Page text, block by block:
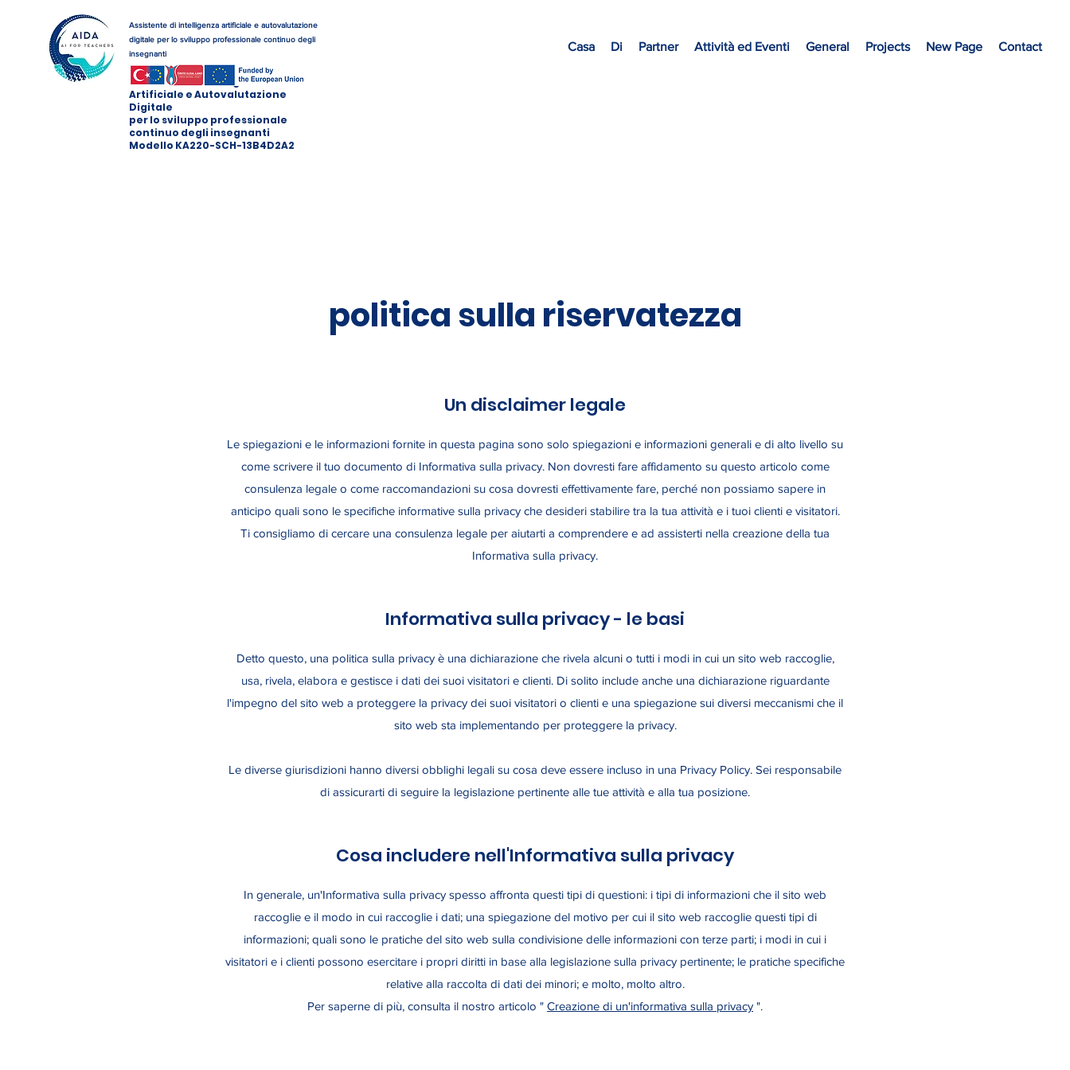
Assistente di intelligenza artificiale e autovalutazione
digitale per lo sviluppo professionale continuo degli
insegnanti
Assistente di Intelligenza
Artificiale e Autovalutazione
Digitale
per lo sviluppo professionale
continuo degli insegnanti
Modello KA220-SCH-13B4D2A2
Casa Di Partner Attività ed Eventi General Projects New Page Contact
politica sulla riservatezza
Un disclaimer legale
Le spiegazioni e le informazioni fornite in questa pagina sono solo spiegazioni e informazioni generali e di alto livello su
come scrivere il tuo documento di Informativa sulla privacy. Non dovresti fare affidamento su questo articolo come
consulenza legale o come raccomandazioni su cosa dovresti effettivamente fare, perché non possiamo sapere in
anticipo quali sono le specifiche informative sulla privacy che desideri stabilire tra la tua attività e i tuoi clienti e visitatori.
Ti consigliamo di cercare una consulenza legale per aiutarti a comprendere e ad assisterti nella creazione della tua
Informativa sulla privacy.
Informativa sulla privacy - le basi
Detto questo, una politica sulla privacy è una dichiarazione che rivela alcuni o tutti i modi in cui un sito web raccoglie,
usa, rivela, elabora e gestisce i dati dei suoi visitatori e clienti. Di solito include anche una dichiarazione riguardante
l'impegno del sito web a proteggere la privacy dei suoi visitatori o clienti e una spiegazione sui diversi meccanismi che il
sito web sta implementando per proteggere la privacy.
Le diverse giurisdizioni hanno diversi obblighi legali su cosa deve essere incluso in una Privacy Policy. Sei responsabile
di assicurarti di seguire la legislazione pertinente alle tue attività e alla tua posizione.
Cosa includere nell'Informativa sulla privacy
In generale, un'Informativa sulla privacy spesso affronta questi tipi di questioni: i tipi di informazioni che il sito web
raccoglie e il modo in cui raccoglie i dati; una spiegazione del motivo per cui il sito web raccoglie questi tipi di
informazioni; quali sono le pratiche del sito web sulla condivisione delle informazioni con terze parti; i modi in cui i
visitatori e i clienti possono esercitare i propri diritti in base alla legislazione sulla privacy pertinente; le pratiche specifiche
relative alla raccolta di dati dei minori; e molto, molto altro.
Per saperne di più, consulta il nostro articolo " Creazione di un'informativa sulla privacy ".